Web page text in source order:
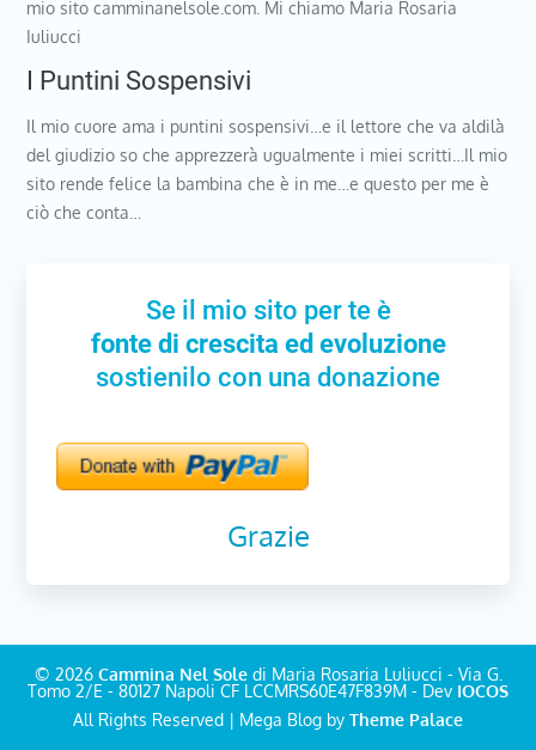
mio sito camminanelsole.com. Mi chiamo Maria Rosaria
Iuliucci
I Puntini Sospensivi
Il mio cuore ama i puntini sospensivi…e il lettore che va aldilà
del giudizio so che apprezzerà ugualmente i miei scritti…Il mio
sito rende felice la bambina che è in me…e questo per me è
ciò che conta…
Se il mio sito per te è
fonte di crescita ed evoluzione
sostienilo con una donazione
Grazie
© 2026 Cammina Nel Soledi Maria Rosaria Luliucci - Via G.
Tomo 2/E - 80127 Napoli CF LCCMRS60E47F839M - Dev IOCOS
All Rights Reserved | Mega Blog by Theme Palace